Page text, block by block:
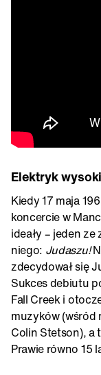
Elektryk
Kiedy 17 maja
koncercie w
ideały – jeden
niego: Judaszu!
zdecydował się
Sukces debiutu
Fall Creek i
muzyków (wśród
Colin Stetson), a
Prawie równo 15